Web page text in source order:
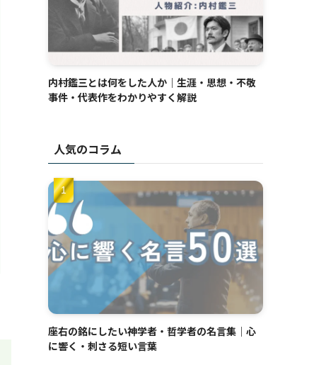
内村鑑三とは何をした人か｜生涯・思想・不敬
事件・代表作をわかりやすく解説
人気のコラム
座右の銘にしたい神学者・哲学者の名言集｜心
に響く・刺さる短い言葉